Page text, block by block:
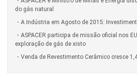
do gás natural
A Indústria em Agosto de 2015:
ASPACER participa de missão oficial nos
exploração de gás de xisto
Venda de Revestimento Cerâmico cresce